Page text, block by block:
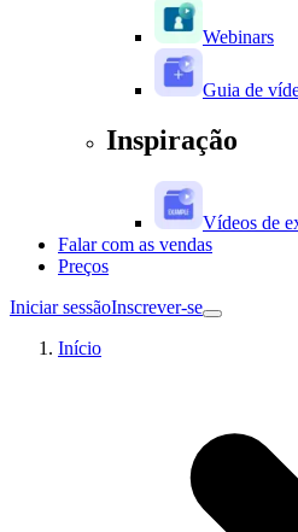
Webinars
Guia de
Inspiração
Vídeos de
Falar com as vendas
Preços
Iniciar sessãoInscrever-se
Início